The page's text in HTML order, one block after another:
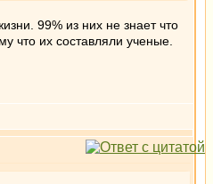
99% из них не знает что
что их составляли ученые.